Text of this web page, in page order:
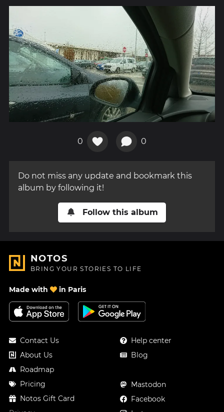
0 0
Do not miss any update and bookmark this
album by following it!
Follow this album
NOTOS
BRING YOUR STORIES TO LIFE
Made with in Paris
Contact Us
About Us
Roadmap
Pricing
Notos Gift Card
Help center
Blog
Mastodon
Facebook